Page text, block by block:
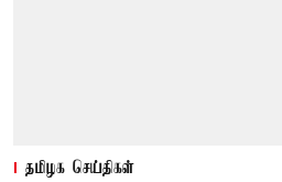
தமிழக செய்திகள்